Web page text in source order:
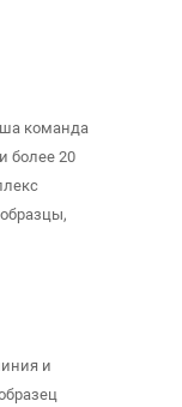
команда
более 20
и